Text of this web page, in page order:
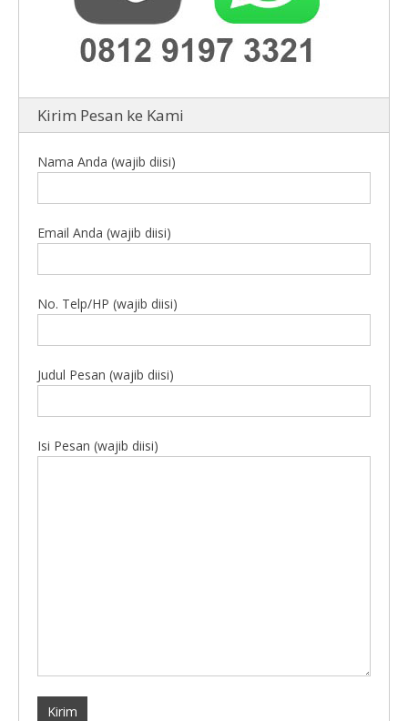
Kirim Pesan ke Kami
Nama Anda (wajib diisi)
Email Anda (wajib diisi)
No. Telp/HP (wajib diisi)
Judul Pesan (wajib diisi)
Isi Pesan (wajib diisi)